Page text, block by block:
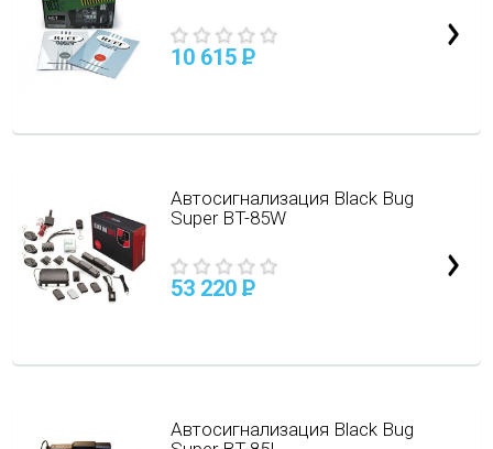
10 615 P
Автосигнализация Black Bug
Super BT-85W
53 220 P
Автосигнализация Black Bug